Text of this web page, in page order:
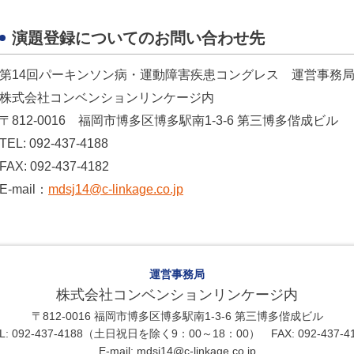
演題登録についてのお問い合わせ先
第14回パーキンソン病・運動障害疾患コングレス 運営事務局
株式会社コンベンションリンケージ内
〒812-0016 福岡市博多区博多駅南1-3-6 第三博多偕成ビル
TEL: 092-437-4188
FAX: 092-437-4182
E-mail： mdsj14@c-linkage.co.jp
運営事務局
株式会社コンベンションリンケージ内
〒812-0016 福岡市博多区博多駅南1-3-6 第三博多偕成ビル
092-437-4188（土日祝日を除く9：00～18：00） FAX: 092-437-
E-mail: mdsj14@c-linkage.co.jp